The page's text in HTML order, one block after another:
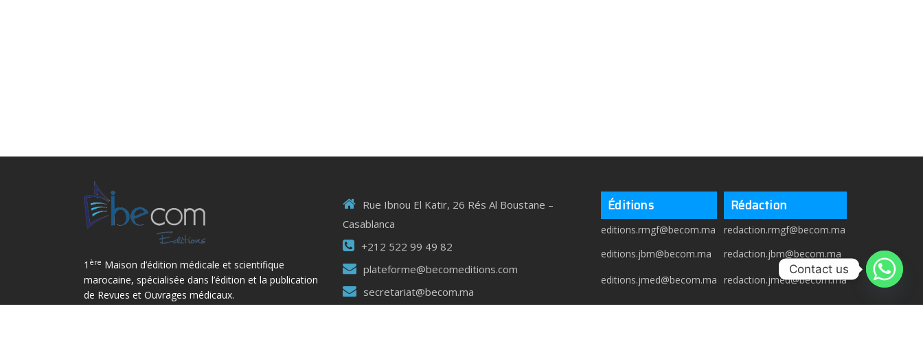
1 ère Maison d’édition médicale et scientifique
marocaine, spécialisée dans l’édition et la publication
de Revues et Ouvrages médicaux.
Rue Ibnou El Katir, 26 Rés Al Boustane –
Casablanca
+212 522 99 49 82
plateforme@becomeditions.com
secretariat@becom.ma
Éditions
editions.rmgf@becom.ma
editions.jbm@becom.ma
editions.jmed@becom.ma
Rédaction
redaction.rmgf@becom.ma
redaction.jbm@becom.ma
redaction.jmed@becom.ma
Contact us